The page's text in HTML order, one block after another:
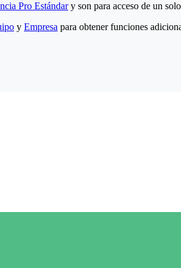
Pro Estándary son para acceso de un
y Empresa para obtener funciones